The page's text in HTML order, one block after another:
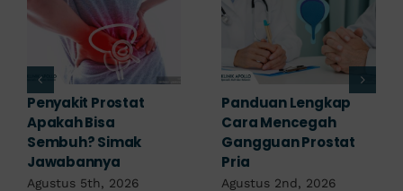
7 Komplikasi Prostat
yang Perlu
Diwaspadai Sejak Dini
Agustus 1st, 2026
Prostat pada Wanita:
Apakah Ada? Ini
Penjelasannya
Juli 25th, 2026